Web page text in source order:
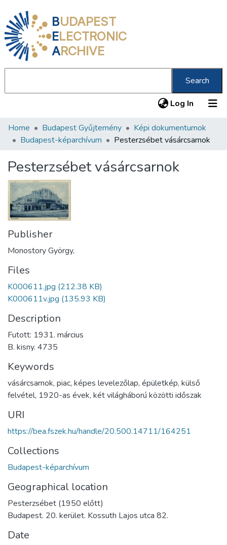
BUDAPEST
ELECTRONIC
ARCHIVE
Search
Log In (current)
Communities & Collections
Statistics
About us
Home Budapest Gyűjtemény
Képi dokumentumok
Budapest-képarchívum
Pesterzsébet vásárcsarnok
Pesterzsébet vásárcsarnok
Publisher
Monostory György,
Files
K000611.jpg (212.38 KB)
K000611v.jpg (135.93 KB)
Description
Futott: 1931. március
B. kisny. 4735
Keywords
vásárcsarnok, piac, képes levelezőlap, épületkép, külső
felvétel, 1920-as évek, két világháború közötti időszak
URI
https://bea.fszek.hu/handle/20.500.14711/164251
Collections
Budapest-képarchívum
Geographical location
Pesterzsébet (1950 előtt)
Budapest. 20. kerület. Kossuth Lajos utca 82.
Date